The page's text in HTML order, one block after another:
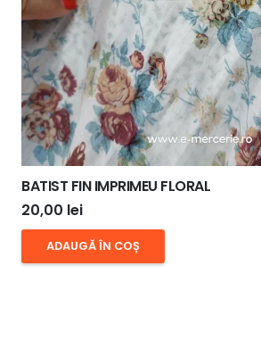
BATIST FIN IMPRIMEU FLORAL
20,00 lei
ADAUGĂ ÎN COȘ